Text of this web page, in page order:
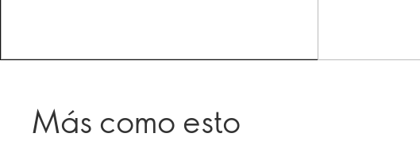
Más como esto